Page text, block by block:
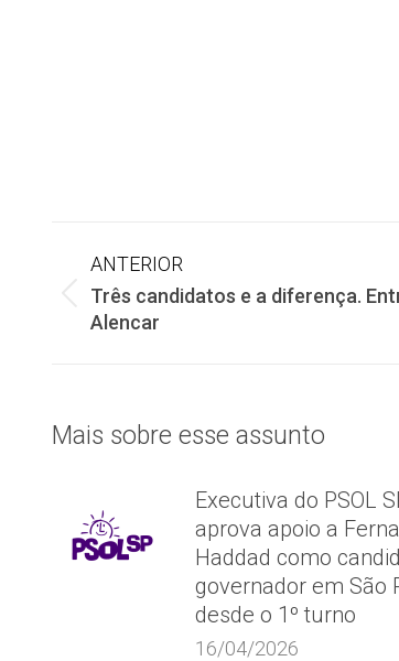
Navegação
de
ANTERIOR
Post
anterior:
Três candidatos e a diferença.
Alencar
Mais sobre esse assunto
Executiva do PSOL
aprova apoio a
Haddad como
governador em São
desde o 1º turno
16/04/2026